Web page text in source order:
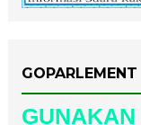
GOPARLEMENT